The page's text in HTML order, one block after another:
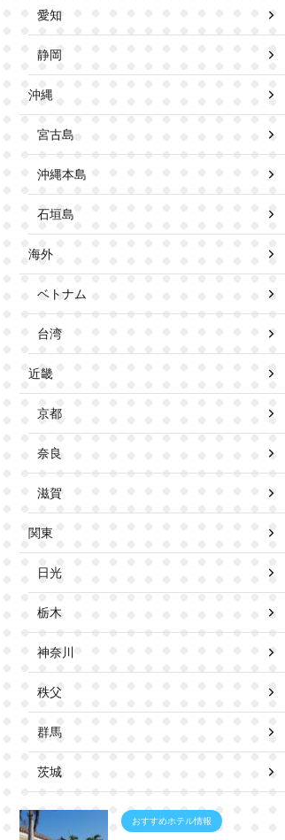
愛知
静岡
沖縄
宮古島
沖縄本島
石垣島
海外
ベトナム
台湾
近畿
京都
奈良
滋賀
関東
日光
栃木
神奈川
秩父
群馬
茨城
おすすめホテル情報